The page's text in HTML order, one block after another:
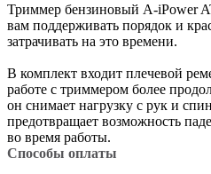
Триммер бензиновый A-iPower
вам поддерживать порядок и
затрачивать на это времени.
В комплект входит плечевой
работе с триммером более
он снимает нагрузку с рук и
предотвращает возможность
во время работы.
Способы оплаты